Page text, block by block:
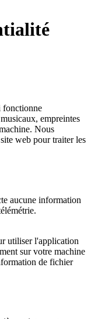
fonctionne
empreintes
Nous
web pour traiter les
aucune information
utiliser l'application
sur votre machine
de fichier